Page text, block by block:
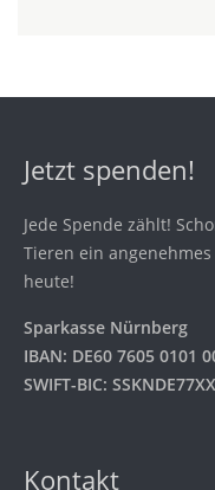
Jetzt spenden!
Jede Spende zählt!
Tieren ein
heute!
Sparkasse Nürnberg
IBAN: DE60 7605 0101
SWIFT-BIC:
Kontakt